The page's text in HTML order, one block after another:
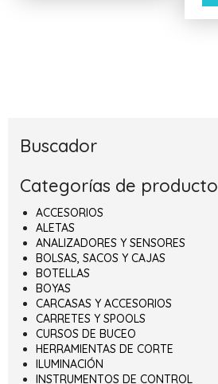
Buscador
Categorías de producto
ACCESORIOS
ALETAS
ANALIZADORES Y SENSORES
BOLSAS, SACOS Y CAJAS
BOTELLAS
BOYAS
CARCASAS Y ACCESORIOS
CARRETES Y SPOOLS
CURSOS DE BUCEO
HERRAMIENTAS DE CORTE
ILUMINACIÓN
INSTRUMENTOS DE CONTROL